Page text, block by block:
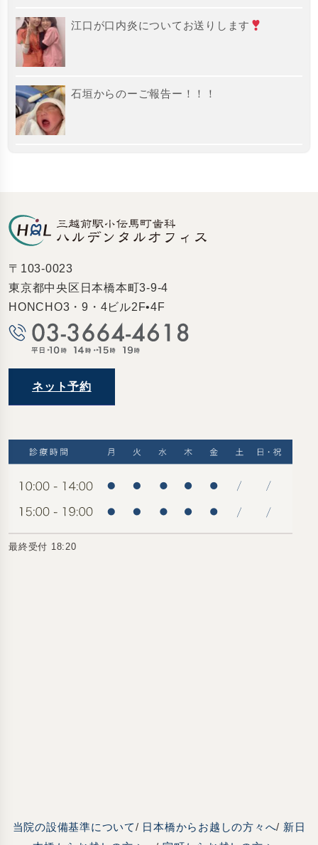
江口が口内炎についてお送りします
石垣からのーご報告ー！！！
〒103-0023
東京都中央区日本橋本町3-9-4
HONCHO3・9・4ビル2F•4F
ネット予約
最終受付 18:20
当院の設備基準について/ 日本橋からお越しの方々へ/ 新日